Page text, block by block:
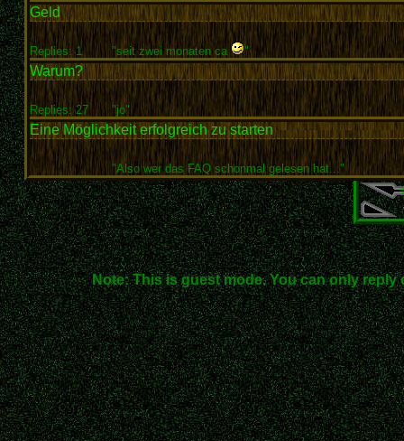
Geld
Replies: 1 "seit zwei monaten ca "
Warum?
Replies: 27 "jo"
Eine Möglichkeit erfolgreich zu starten
"Also wer das FAQ schonmal gelesen hat..."
Note: This is guest mode. You can only